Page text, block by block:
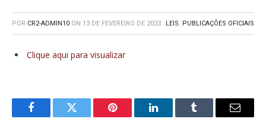
POR CR2-ADMIN10 ON 13 DE FEVEREIRO DE 2023 LEIS, PUBLICAÇÕES OFICIAIS
Clique aqui para visualizar
FacebookTwitter Pinterest LinkedInTumblr
E-